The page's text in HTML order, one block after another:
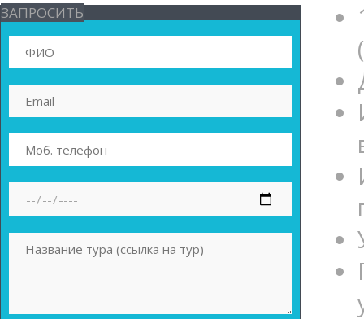
ЗАПРОСИТЬ